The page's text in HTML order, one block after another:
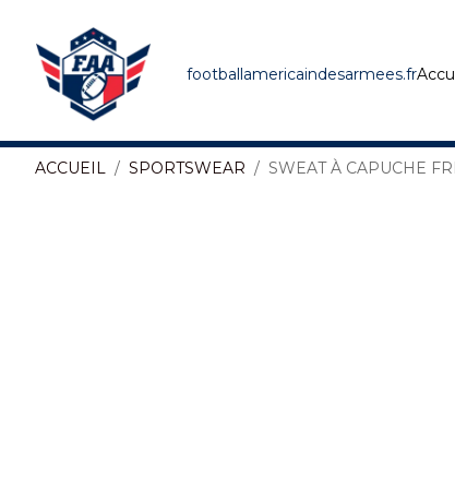
footballamericaindesarmees.fr
ACCUEIL SPORTSWEAR SWEAT À CAPUCHE